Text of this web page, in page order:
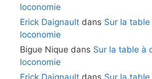
loconomie
Erick Daignault dans Sur la
loconomie
Bigue Nique dans Sur la table à
loconomie
Erick Daignault dans Sur la